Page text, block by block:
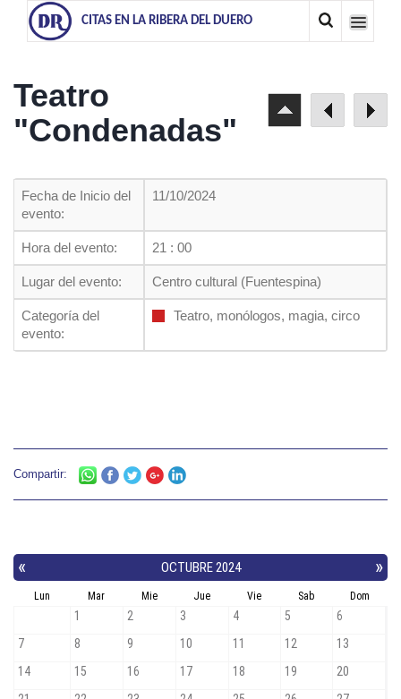
CITAS EN LA RIBERA DEL DUERO
Teatro
"Condenadas"
Fecha de Inicio del
evento:
11/10/2024
Hora del evento: 21 : 00
Lugar del evento: Centro cultural (Fuentespina)
Categoría del
evento:
Teatro, monólogos, magia, circo
Compartir: